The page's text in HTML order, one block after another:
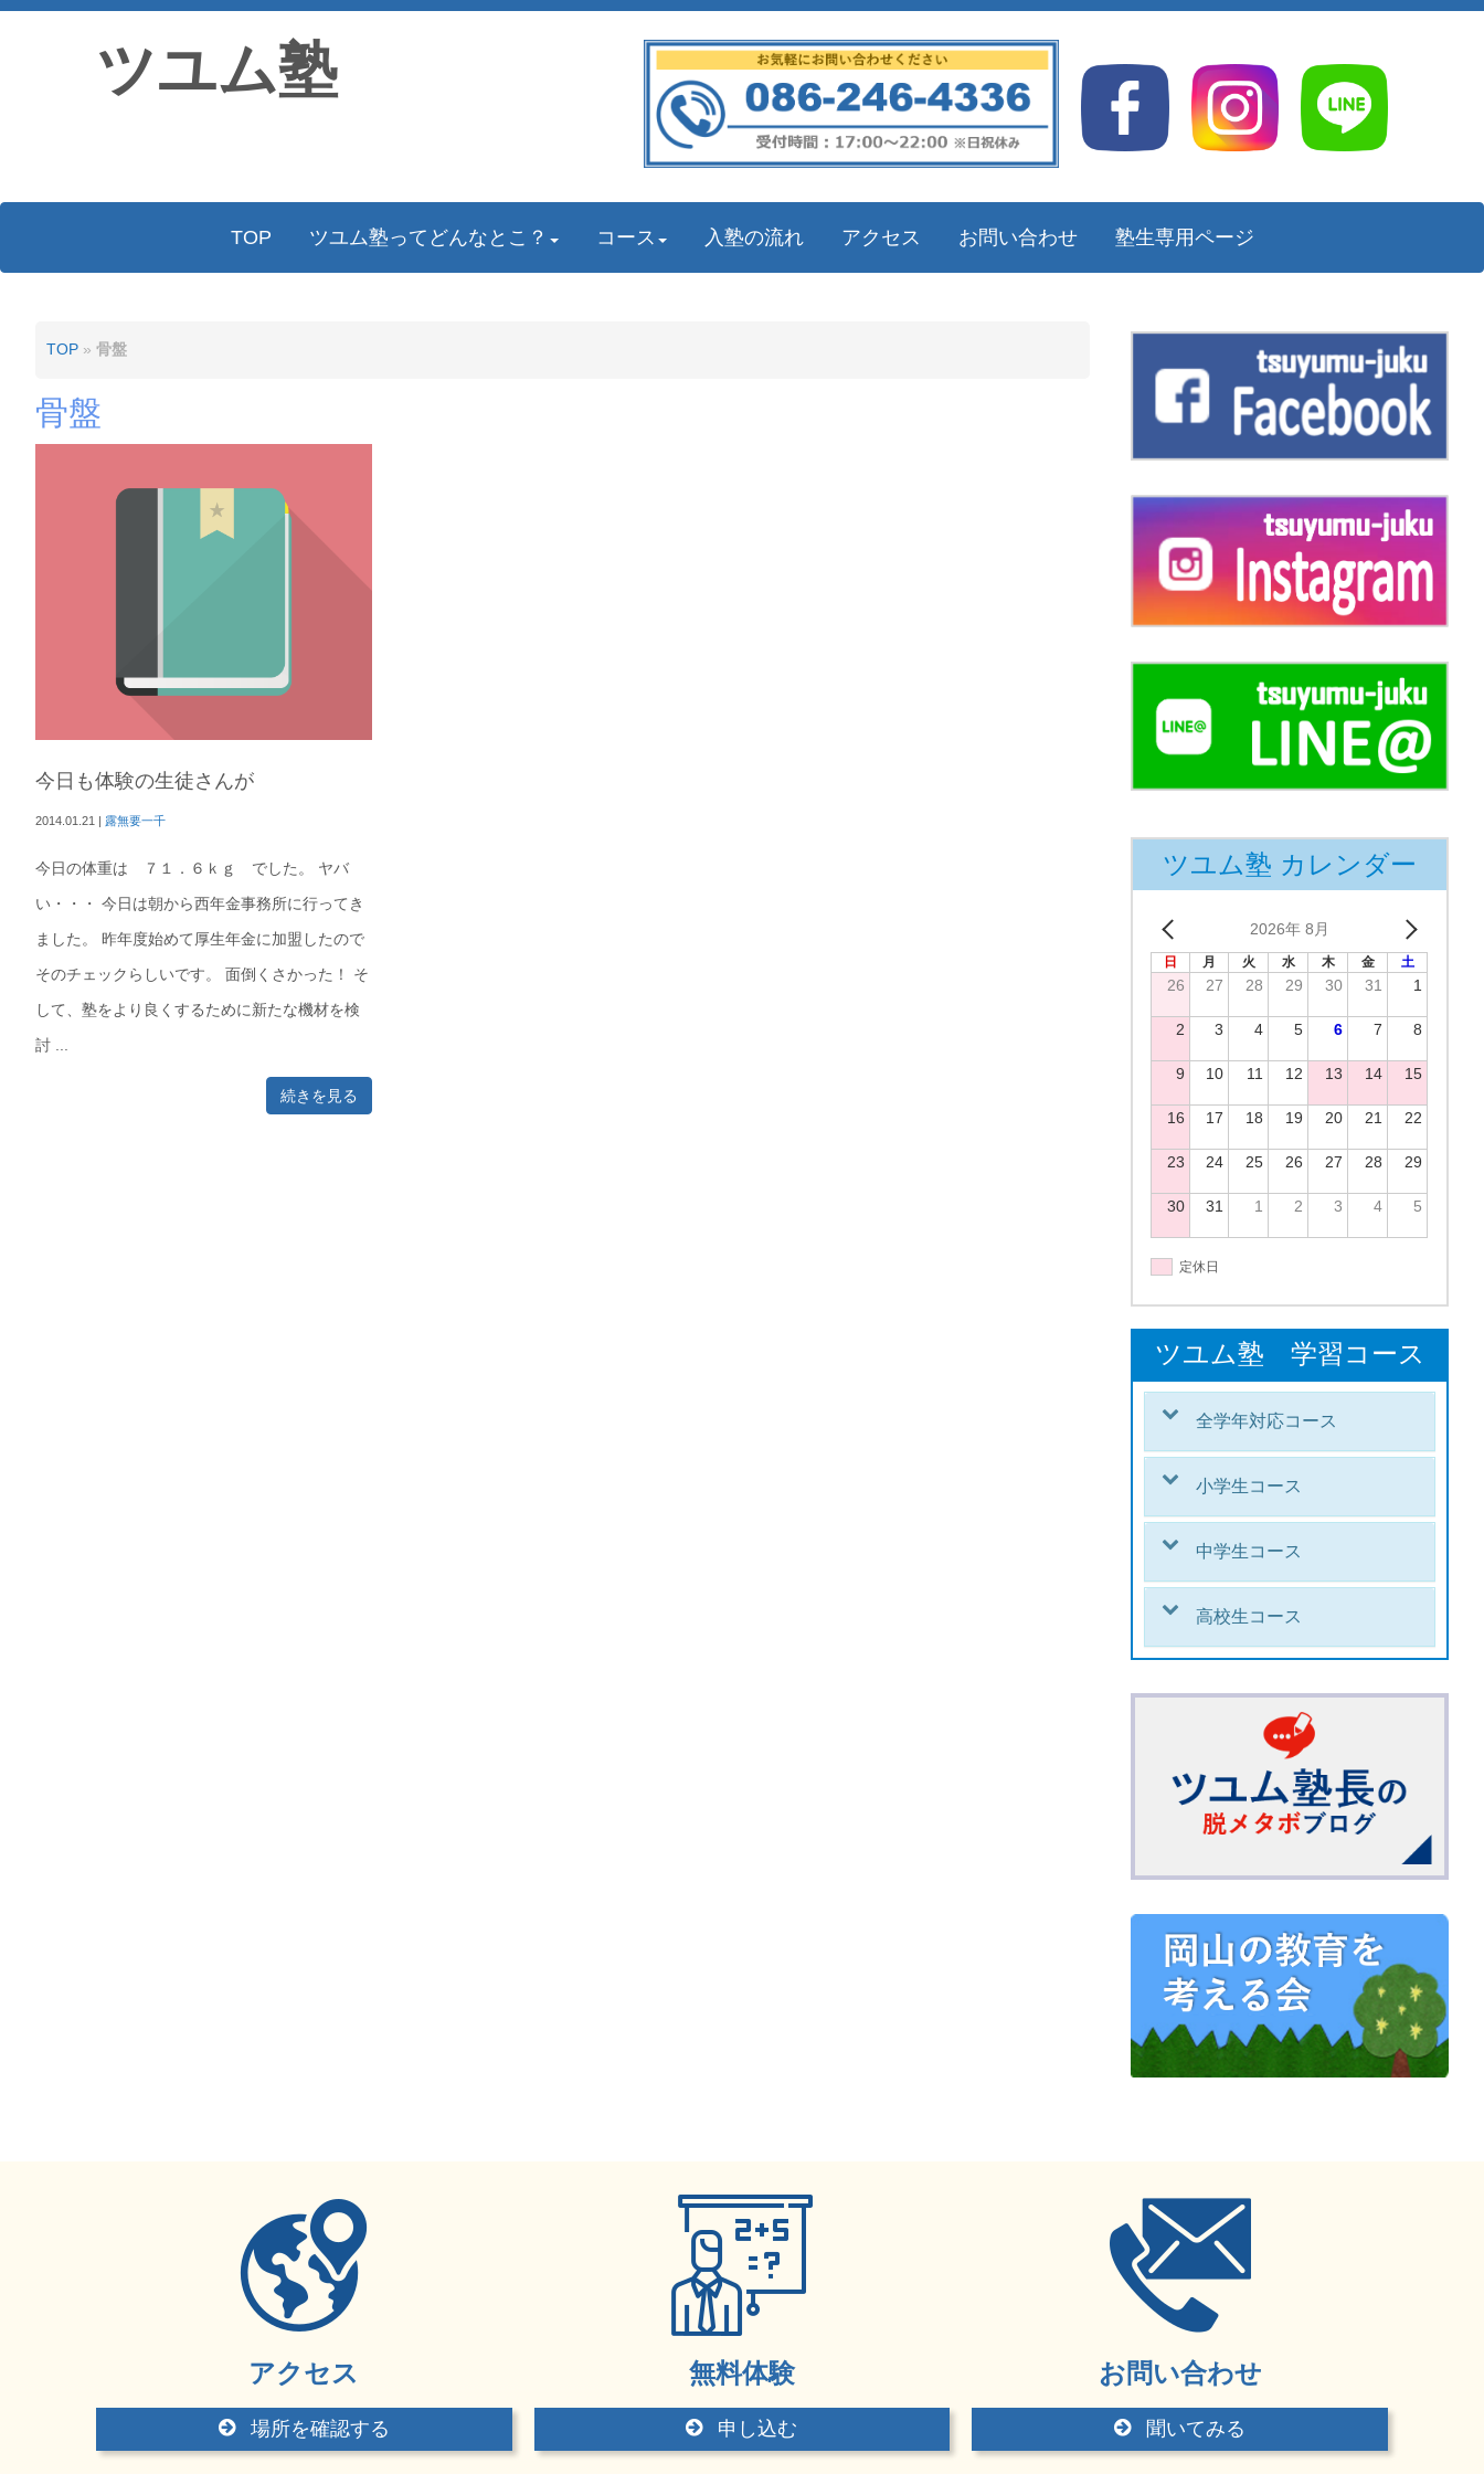
ツユム塾
TOP ツユム塾ってどんなとこ？ コース 入塾の流れ アクセス お問い合わせ 塾生専用ページ
TOP » 骨盤
骨盤
今日も体験の生徒さんが
2014.01.21 | 露無要一千
今日の体重は ７１．６ｋｇ でした。 ヤバ
い・・・ 今日は朝から西年金事務所に行ってき
ました。 昨年度始めて厚生年金に加盟したので
そのチェックらしいです。 面倒くさかった！ そ
して、塾をより良くするために新たな機材を検
討 ...
続きを見る
ツユム塾 カレンダー
2026年 8月
日 月 火 水 木 金 土
26 27 28 29 30 31 1
2 3 4 5 6 7 8
9 10 11 12 13 14 15
16 17 18 19 20 21 22
23 24 25 26 27 28 29
30 31 1 2 3 4 5
定休日
ツユム塾 学習コース
全学年対応コース
小学生コース
中学生コース
高校生コース
アクセス
場所を確認する
無料体験
申し込む
お問い合わせ
聞いてみる